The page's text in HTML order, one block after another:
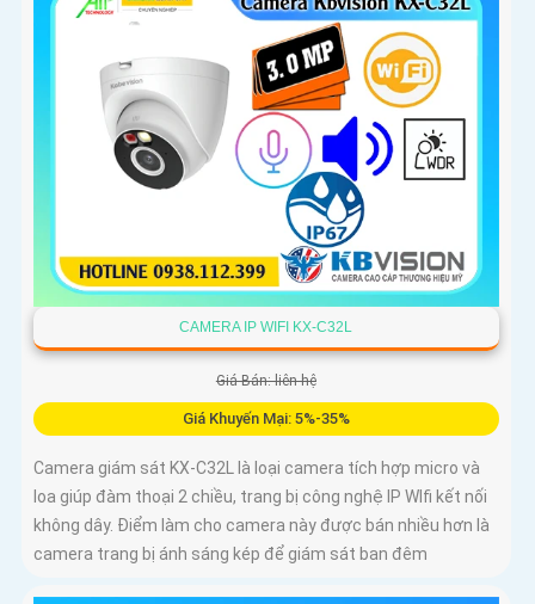
CAMERA IP WIFI KX-C32L
Giá Bán: liên hệ
Giá Khuyến Mại: 5%-35%
Camera giám sát KX-C32L là loại camera tích hợp micro và
loa giúp đàm thoại 2 chiều, trang bị công nghệ IP WIfi kết nối
không dây. Điểm làm cho camera này được bán nhiều hơn là
camera trang bị ánh sáng kép để giám sát ban đêm